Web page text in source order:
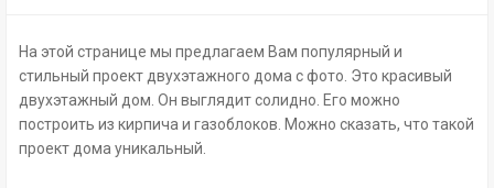
На этой странице мы предлагаем Вам популярный и
стильный проект двухэтажного дома с фото. Это красивый
двухэтажный дом. Он выглядит солидно. Его можно
построить из кирпича и газоблоков. Можно сказать, что такой
проект дома уникальный.